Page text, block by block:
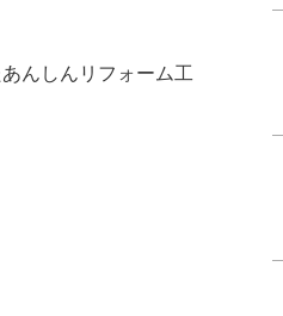
んしんリフォーム工